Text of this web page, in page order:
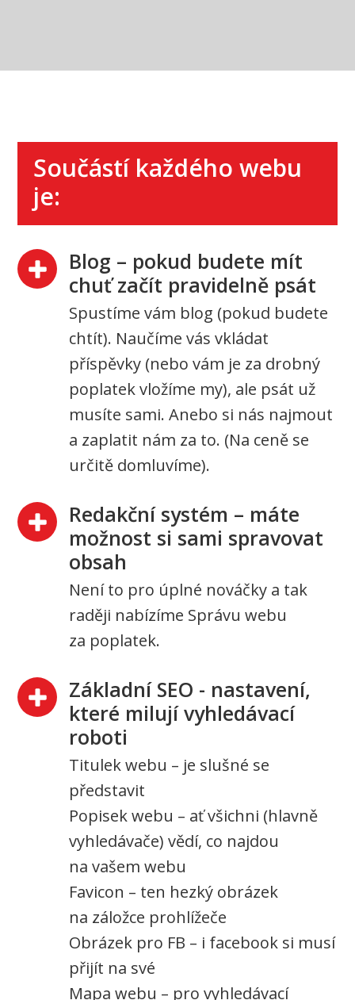
Součástí každého webu
je:
Blog – pokud budete mít
chuť začít pravidelně psát
Spustíme vám blog (pokud budete
chtít). Naučíme vás vkládat
příspěvky (nebo vám je za drobný
poplatek vložíme my), ale psát už
musíte sami. Anebo si nás najmout
a zaplatit nám za to. (Na ceně se
určitě domluvíme).
Redakční systém – máte
možnost si sami spravovat
obsah
Není to pro úplné nováčky a tak
raději nabízíme Správu webu
za poplatek.
Základní SEO - nastavení,
které milují vyhledávací
roboti
Titulek webu – je slušné se
představit
Popisek webu – ať všichni (hlavně
vyhledávače) vědí, co najdou
na vašem webu
Favicon – ten hezký obrázek
na záložce prohlížeče
Obrázek pro FB – i facebook si musí
přijít na své
Mapa webu – pro vyhledávací